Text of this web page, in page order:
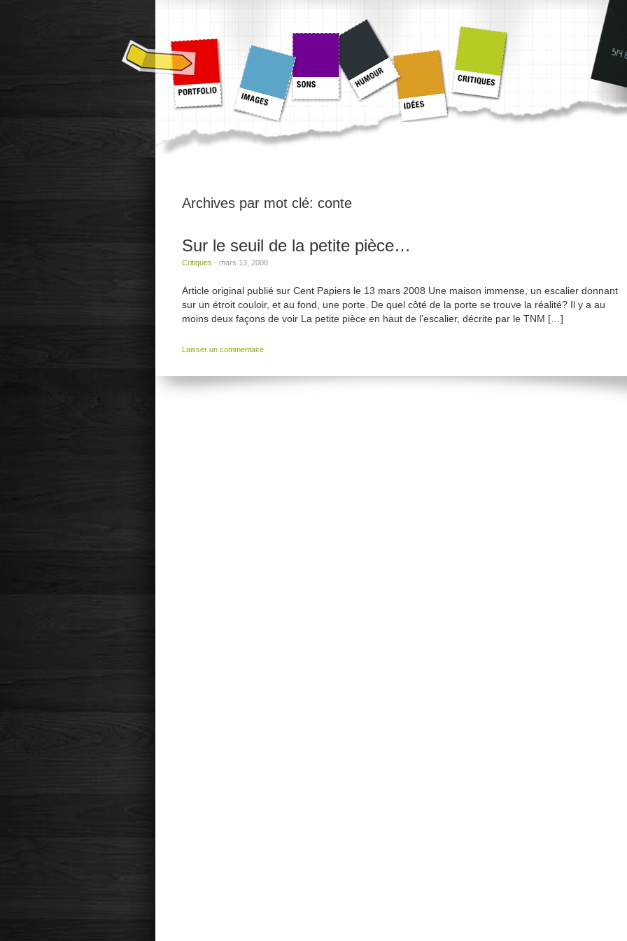
Archives par mot clé: conte
Sur le seuil de la petite pièce…
Critiques - mars 13, 2008
Article original publié sur Cent Papiers le 13 mars 2008 Une maison immense, un escalier donnant
sur un étroit couloir, et au fond, une porte. De quel côté de la porte se trouve la réalité? Il y a au
moins deux façons de voir La petite pièce en haut de l’escalier, décrite par le TNM […]
Laisser un commentaire